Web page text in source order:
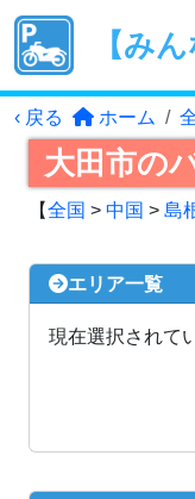
【み
‹ 戻る ホーム
大田市の
【全国 > 中国 > 島
エリア一覧
現在選択されて